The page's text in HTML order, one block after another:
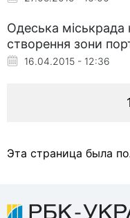
Одеська міськрада
створення зони
16.04.2015 - 12:36
Эта страница была